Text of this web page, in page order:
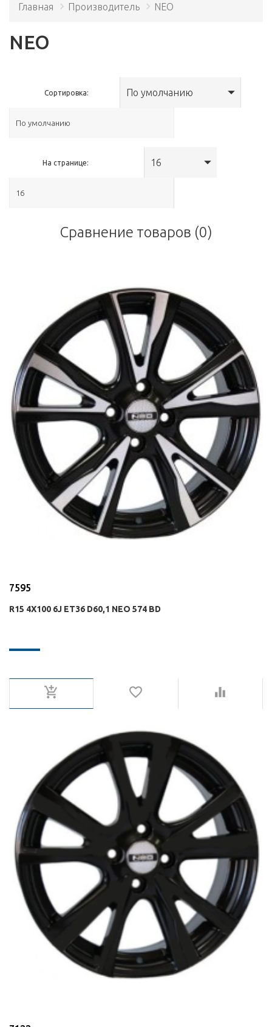
Главная Производитель NEO
NEO
Сортировка: По умолчанию
На странице: 16
Сравнение товаров (0)
7595
R15 4X100 6J ET36 D60,1 NEO 574 BD